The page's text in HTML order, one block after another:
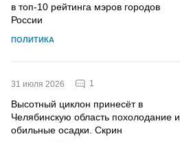
в топ-10 рейтинга мэров городов
России
ПОЛИТИКА
31 июля 2026 1
Высотный циклон принесёт в
Челябинскую область похолодание и
обильные осадки. Скрин